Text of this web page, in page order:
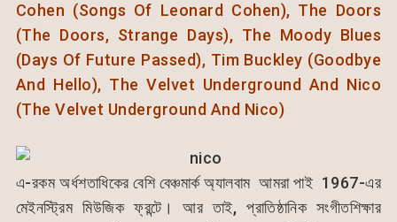
Cohen (Songs Of Leonard Cohen), The Doors
(The Doors, Strange Days), The Moody Blues
(Days Of Future Passed), Tim Buckley (Goodbye
And Hello), The Velvet Underground And Nico
(The Velvet Underground And Nico)
এ-রকম অর্ধশতাধিকের বেশি বেঞ্চমার্ক অ্যালবাম আমরা পাই 1967-এর
মেইনস্ট্রিম মিউজিক ফ্রন্টে। আর তাই, প্রাতিষ্ঠানিক সংগীতশিক্ষার